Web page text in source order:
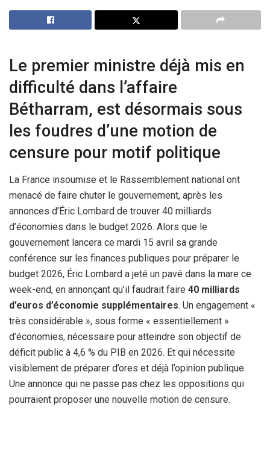
Le premier ministre déjà mis en
difficulté dans l’affaire
Bétharram, est désormais sous
les foudres d’une motion de
censure pour motif politique
La France insoumise et le Rassemblement national ont
menacé de faire chuter le gouvernement, après les
annonces d’Éric Lombard de trouver 40 milliards
d’économies dans le budget 2026. Alors que le
gouvernement lancera ce mardi 15 avril sa grande
conférence sur les finances publiques pour préparer le
budget 2026, Éric Lombard a jeté un pavé dans la mare ce
week-end, en annonçant qu’il faudrait faire 40 milliards
d’euros d’économie supplémentaires. Un engagement «
très considérable », sous forme « essentiellement »
d’économies, nécessaire pour atteindre son objectif de
déficit public à 4,6 % du PIB en 2026. Et qui nécessite
visiblement de préparer d’ores et déjà l’opinion publique.
Une annonce qui ne passe pas chez les oppositions qui
pourraient proposer une nouvelle motion de censure.